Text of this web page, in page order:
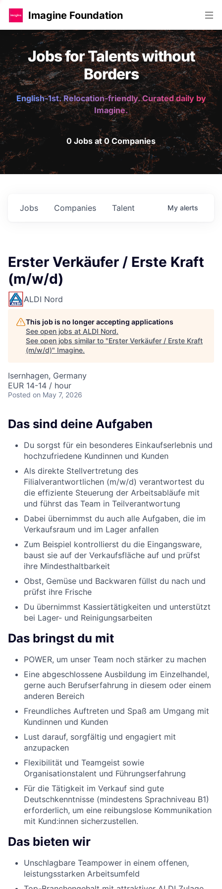
Imagine Foundation
Jobs for Talents without
Borders
English-1st. Relocation-friendly. Curated daily by
Imagine.
0 Jobs at 0 Companies
Jobs Companies Talent My alerts
Erster Verkäufer / Erste Kraft
(m/w/d)
ALDI Nord
This job is no longer accepting applications
See open jobs at ALDI Nord.
See open jobs similar to "Erster Verkäufer / Erste Kraft
(m/w/d)" Imagine.
Isernhagen, Germany
EUR 14-14 / hour
Posted on May 7, 2026
Das sind deine Aufgaben
Du sorgst für ein besonderes Einkaufserlebnis und
hochzufriedene Kundinnen und Kunden
Als direkte Stellvertretung des
Filialverantwortlichen (m/w/d) verantwortest du
die effiziente Steuerung der Arbeitsabläufe mit
und führst das Team in Teilverantwortung
Dabei übernimmst du auch alle Aufgaben, die im
Verkaufsraum und im Lager anfallen
Zum Beispiel kontrollierst du die Eingangsware,
baust sie auf der Verkaufsfläche auf und prüfst
ihre Mindesthaltbarkeit
Obst, Gemüse und Backwaren füllst du nach und
prüfst ihre Frische
Du übernimmst Kassiertätigkeiten und unterstützt
bei Lager- und Reinigungsarbeiten
Das bringst du mit
POWER, um unser Team noch stärker zu machen
Eine abgeschlossene Ausbildung im Einzelhandel,
gerne auch Berufserfahrung in diesem oder einem
anderen Bereich
Freundliches Auftreten und Spaß am Umgang mit
Kundinnen und Kunden
Lust darauf, sorgfältig und engagiert mit
anzupacken
Flexibilität und Teamgeist sowie
Organisationstalent und Führungserfahrung
Für die Tätigkeit im Verkauf sind gute
Deutschkenntnisse (mindestens Sprachniveau B1)
erforderlich, um eine reibungslose Kommunikation
mit Kund:innen sicherzustellen.
Das bieten wir
Unschlagbare Teampower in einem offenen,
leistungsstarken Arbeitsumfeld